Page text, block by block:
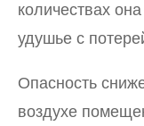
количествах
удушье с
Опасность
воздухе